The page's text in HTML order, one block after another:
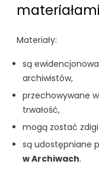
Materiały:
są
archiwistów,
przechowywane
trwałość,
mogą zostać
są udostępniane
w Archiwach.